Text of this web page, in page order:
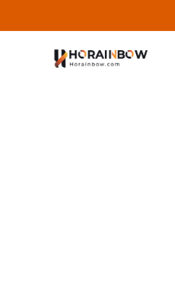
tartalomhoz